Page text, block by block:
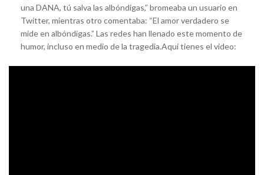
una DANA, tú salva las albóndigas,” bromeaba un usuario en
Twitter, mientras otro comentaba: “El amor verdadero se
mide en albóndigas.” Las redes han llenado este momento de
humor, incluso en medio de la tragedia.Aquí tienes el video: